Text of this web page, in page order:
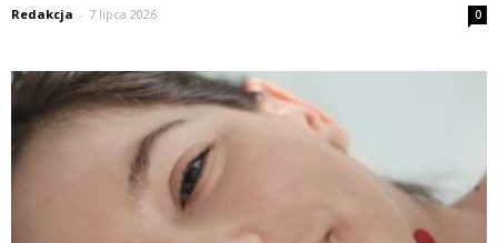
Redakcja - 7 lipca 2026 0